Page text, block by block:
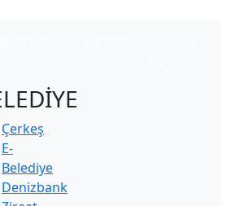
Çerkeş
E-
Belediye
Denizbank